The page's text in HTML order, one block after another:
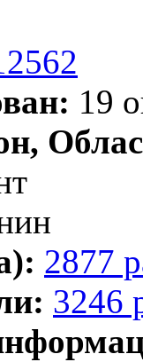
19
2877
3246